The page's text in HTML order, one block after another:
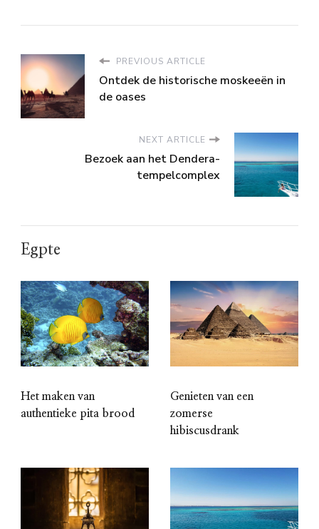
PREVIOUS ARTICLE
Ontdek de historische moskeeën in
de oases
NEXT ARTICLE
Bezoek aan het Dendera-
tempelcomplex
Egpte
Het maken van
authentieke pita brood
Genieten van een
zomerse
hibiscusdrank